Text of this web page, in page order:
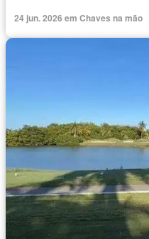
24 jun. 2026 em Chaves na mão